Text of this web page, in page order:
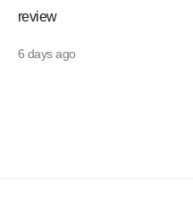
review
6 days ago